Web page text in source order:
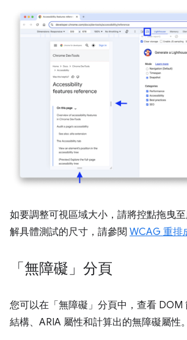
如要調整可視區域大小，請將控點拖曳
解具體測試的尺寸，請參閱 WCAG 重排
「無障礙」分頁
您可以在「無障礙」 分頁中，查看 DOM
結構、ARIA 屬性和計算出的無障礙屬性。